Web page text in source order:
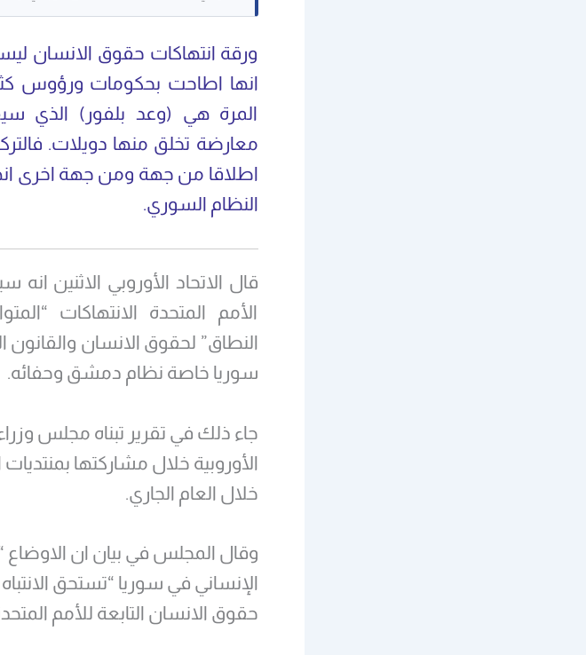
ورقة انتهاكات حقوق الانسان
انها اطاحت بحكومات ورؤوس
المرة هي (وعد بلفور) الذي
معارضة تخلق منها دويلات.
اطلاقا من جهة ومن جهة اخرى
النظام السوري.
قال الاتحاد الأوروبي الاثنين
الأمم المتحدة الانتهاكات
النطاق” لحقوق الانسان
سوريا خاصة نظام دمشق وحفائه.
جاء ذلك في تقرير تبناه مجلس وزراء
الأوروبية خلال مشاركتها
خلال العام الجاري.
وقال المجلس في بيان ان الاوضاع
الإنساني في سوريا “تستحق
حقوق الانسان التابعة للأمم